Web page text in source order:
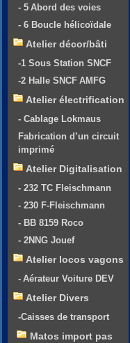
- 5 Abord des voies
- 6 Boucle hélicoïdale
Atelier décor/bâti
-1 Sous Station SNCF
-2 Halle SNCF AMFG
Atelier électrification
- Cablage Lokmaus
Fabrication d’un circuit
imprimé
Atelier Digitalisation
- 232 TC Fleischmann
- 230 F-Fleischmann
- BB 8159 Roco
- 2NNG Jouef
Atelier locos vagons
- Aérateur Voiture DEV
Atelier Divers
-Caisses de transport
Matos import pas